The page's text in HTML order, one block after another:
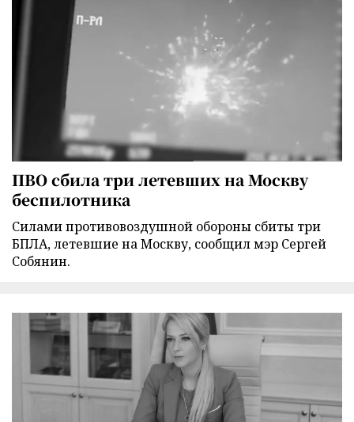
ПВО сбила три летевших на Москву
беспилотника
Силами противовоздушной обороны сбиты три
БПЛА, летевшие на Москву, сообщил мэр Сергей
Собянин.